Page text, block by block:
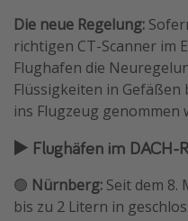
Die neue Regelung:
richtigen CT-Scanner im
Flughafen die
Flüssigkeiten in
ins Flugzeug genommen
▶️ Flughäfen im
🟢 Nürnberg: Seit dem 8.
bis zu 2 Litern in